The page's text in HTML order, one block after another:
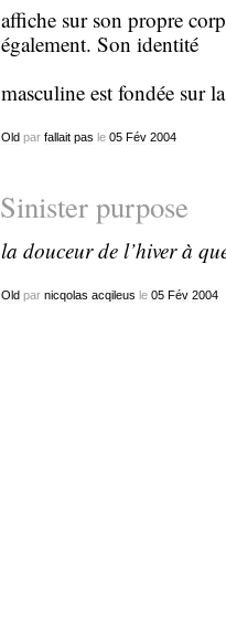
affiche sur son propre
également. Son identité
masculine est fondée sur
Oldpar fallait pas le 05 Fév 2004
Sinister purpose
la douceur de l’hiver à
Oldpar nicqolas acqileus le 05 Fév 2004